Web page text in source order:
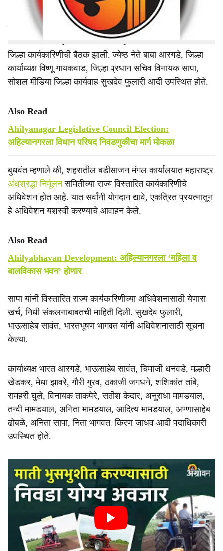
सेवानिवृत्त
उपायुक्त तथा जिल्हाध्यक्ष बाबासाहेब बुधवंत यांच्या
अध्यक्षतेखाली अहिल्यानगर-कल्याण महामार्गावरील अभियंता भवनात
जिल्हा कार्यकारिणीची बैठक झाली. ज्येष्ठ नेते बाबा आरगडे, जिल्हा
कार्याध्यक्ष विष्णू गायकवाड, जिल्हा प्रधान सचिव विनायक सापा,
सोशल मीडिया जिल्हा कार्यवाह सुखदेव फुलारी आदी उपस्थित होते.
Also Read
Ahilyanagar Legislative Council Election:
अहिल्यानगरला विधान परिषद निवडणुकीचा मार्ग मोकळा
बुधवंत म्हणाले की, शहरातील बडीसाजन मंगल कार्यालयात महाराष्ट्र
अंधश्रद्धा निर्मूलनसमितीच्या राज्य विस्तारित कार्यकारिणीचे
अधिवेशन होत आहे. यात सर्वांनी योगदान द्यावे, एकत्रित प्रयत्नातून
हे अधिवेशन यशस्वी करण्याचे आवाहन केले.
Also Read
Ahilyabhavan Development: अहिल्यानगरला ‘महिला व
बालविकास भवन’ होणार
सापा यांनी विस्तारित राज्य कार्यकारिणीच्या अधिवेशनासाठी येणारा
खर्च, निधी संकलनाबाबतची माहिती दिली. सुखदेव फुलारी,
भाऊसाहेब सावंत, भारतभूषण भागवत यांनी अधिवेशनासाठी सूचना
केल्या.
कार्याध्यक्ष भारत आरगडे, भाऊसाहेब सावंत, चिमाजी धनवडे, मल्हारी
खेडकर, मेधा झावरे, गौरी गुरव, ठकाजी जगधने, शशिकांत तांबे,
रामहरी घुले, विनायक ताकपेरे, सतीश केदार, अनुराधा मामडयाल,
तन्वी मामडयाल, अनिता मामडयाल, आदित्य मामडयाल, अण्णासाहेब
ढोबळे, अनिता सापा, निता भागवत, किरण जाधव आदी पदाधिकारी
उपस्थित होते.